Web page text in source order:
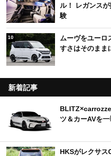
ル！ レガンス
験
10
ムーヴをユーロ
すさはそのまま
新着記事
ツ＆カーAVを
HKSがレクサス